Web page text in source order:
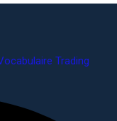
Trading